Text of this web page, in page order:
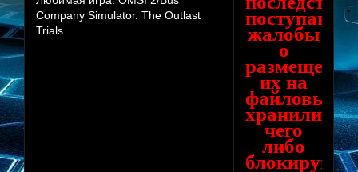
Company Simulator. The Outlast
Trials.
поступают
жалобы
о
размещении
их на
файловых
чего
либо
блокируют